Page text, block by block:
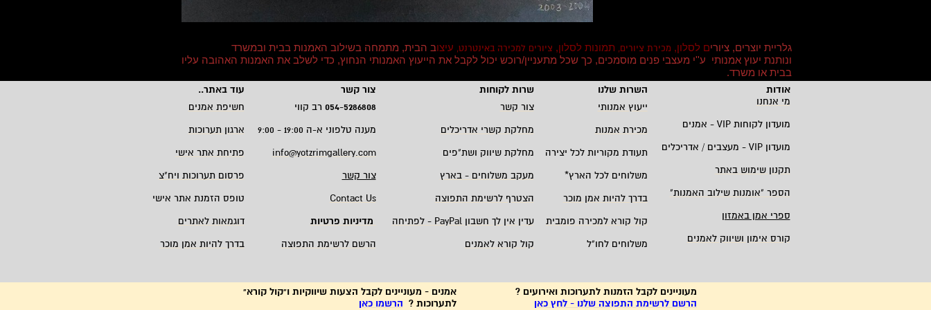
גלריית יוצרים, ציורים לסלון, מכירת ציורים, תמונות לסלון, ציורים למכירה באינטרנט, עיצוב הבית, מתמחה בשילוב האמנות בבית ובמשרד
ונותנת יעוץ אמנותי ע''י מעצבי פנים מוסמכים, כך שכל מתעניין/רוכש יכול לקבל את הייעוץ האמנותי הנחוץ, כדי לשלב את האמנות האהובה עליו
בבית או משרד.
אודות
השרות שלנו שרות לקוחות צור קשר עוד באתר..
מי אנחנו
ייעוץ אמנותי צור קשר 054-5286808 רב קווי
חשיפת אמנים
מועדון לקוחות VIP - אמנים מכירת אמנות מחלקת קשרי אדריכלים מענה טלפוני א-ה 19:00 - 9:00
ארגון תערוכות
מועדון VIP - מעצבים / אדריכלים תעודת מקוריות לכל יצירה מחלקת שיווק ושת"פים info@yotzrimgallery.com
פתיחת אתר אישי
תקנון שימוש באתר
משלוחים לכל הארץ* מעקב משלוחים - בארץ צור קשר
פרסום תערוכות ויח"צ
הספר "אומנות שילוב האמנות" בדרך להיות אמן מוכר הצטרף לרשימת התפוצה Contact Us
טופס הזמנת אתר אישי
ספרי אמן באמזון
קול קורא למכירה פומבית עדין אין לך חשבון PayPal - לפתיחה מדיניות פרטיות
דוגמאות לאתרים
קורס אימון ושיווק לאמנים
משלוחים לחו"ל קול קורא לאמנים הרשם לרשימת התפוצה בדרך להיות אמן מוכר
מעוניינים לקבל הזמנות לתערוכות ואירועים ?
הרשם לרשימת התפוצה שלנו - לחץ כאן
אמנים - מעוניינים לקבל הצעות שיווקיות ו"קול קורא"
לתערוכות ? הרשמו כאן